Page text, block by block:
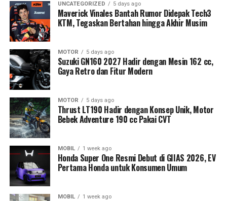
UNCATEGORIZED 5 days ago
Maverick Vinales Bantah Rumor Didepak Tech3
KTM, Tegaskan Bertahan hingga Akhir Musim
MOTOR 5 days ago
Suzuki GN160 2027 Hadir dengan Mesin 162 cc,
Gaya Retro dan Fitur Modern
MOTOR 5 days ago
Thrust LT190 Hadir dengan Konsep Unik, Motor
Bebek Adventure 190 cc Pakai CVT
MOBIL 1 week ago
Honda Super One Resmi Debut di GIIAS 2026, EV
Pertama Honda untuk Konsumen Umum
MOBIL 1 week ago